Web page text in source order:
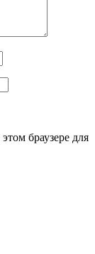
браузере для